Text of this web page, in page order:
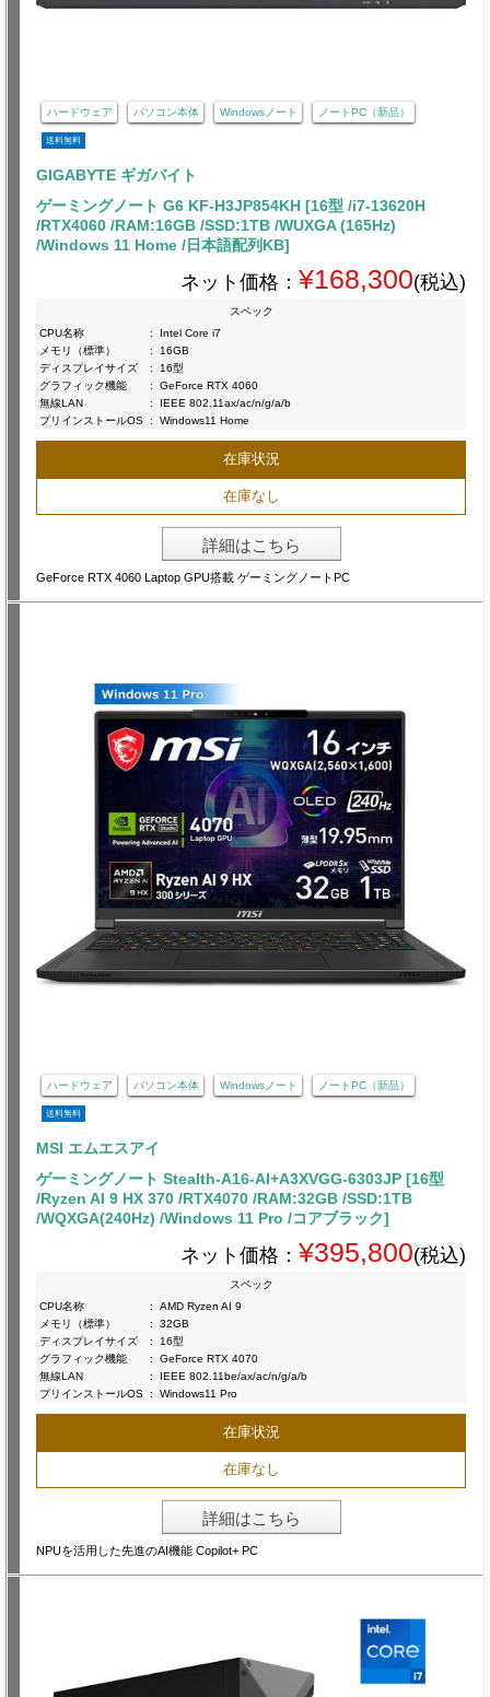
ハードウェア パソコン本体 Windowsノート ノートPC（新品）
送料無料
GIGABYTE ギガバイト
ゲーミングノート G6 KF-H3JP854KH [16型 /i7-13620H
/RTX4060 /RAM:16GB /SSD:1TB /WUXGA (165Hz)
/Windows 11 Home /日本語配列KB]
ネット価格： ¥168,300(税込)
スペック
CPU名称
:
Intel Core i7
メモリ（標準）
:
16GB
ディスプレイサイズ
:
16型
グラフィック機能
:
GeForce RTX 4060
無線LAN
:
IEEE 802.11ax/ac/n/g/a/b
プリインストールOS : Windows11 Home
在庫状況
在庫なし
詳細はこちら
GeForce RTX 4060 Laptop GPU搭載 ゲーミングノートPC
ハードウェア パソコン本体 Windowsノート ノートPC（新品）
送料無料
MSI エムエスアイ
ゲーミングノート Stealth-A16-AI+A3XVGG-6303JP [16型
/Ryzen AI 9 HX 370 /RTX4070 /RAM:32GB /SSD:1TB
/WQXGA(240Hz) /Windows 11 Pro /コアブラック]
ネット価格： ¥395,800(税込)
スペック
CPU名称
:
AMD Ryzen AI 9
メモリ（標準）
:
32GB
ディスプレイサイズ
:
16型
グラフィック機能
:
GeForce RTX 4070
無線LAN
:
IEEE 802.11be/ax/ac/n/g/a/b
プリインストールOS : Windows11 Pro
在庫状況
在庫なし
詳細はこちら
NPUを活用した先進のAI機能 Copilot+ PC